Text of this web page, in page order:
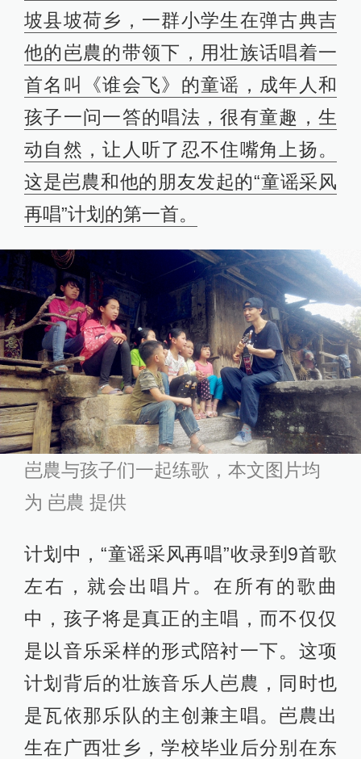
坡县坡荷乡，一群小学生在弹古典吉
他的岜農的带领下，用壮族话唱着一
首名叫《谁会飞》的童谣，成年人和
孩子一问一答的唱法，很有童趣，生
动自然，让人听了忍不住嘴角上扬。
这是岜農和他的朋友发起的“童谣采风
再唱”计划的第一首。
岜農与孩子们一起练歌，本文图片均
为 岜農 提供
计划中，“童谣采风再唱”收录到9首歌
左右，就会出唱片。在所有的歌曲
中，孩子将是真正的主唱，而不仅仅
是以音乐采样的形式陪衬一下。这项
计划背后的壮族音乐人岜農，同时也
是瓦依那乐队的主创兼主唱。岜農出
生在广西壮乡，学校毕业后分别在东